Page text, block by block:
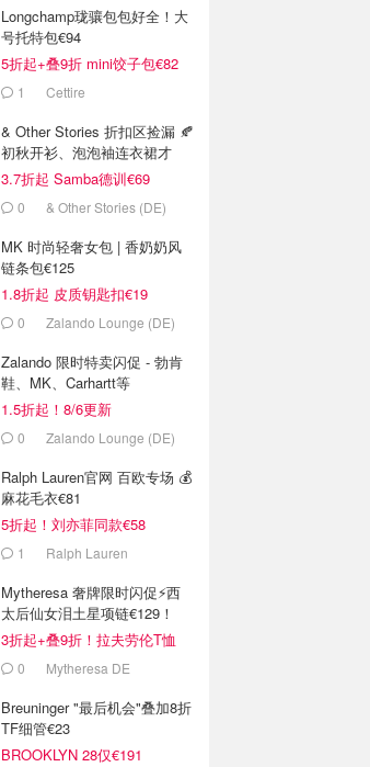
Longchamp珑骧包包好全！大
号托特包€94
5折起+叠9折 mini饺子包€82
1 Cettire
& Other Stories 折扣区捡漏 🍂
初秋开衫、泡泡袖连衣裙才
€29
3.7折起 Samba德训€69
0 & Other Stories (DE)
MK 时尚轻奢女包 | 香奶奶风
链条包€125
1.8折起 皮质钥匙扣€19
0 Zalando Lounge (DE)
Zalando 限时特卖闪促 - 勃肯
鞋、MK、Carhartt等
1.5折起！8/6更新
0 Zalando Lounge (DE)
Ralph Lauren官网 百欧专场 💰
麻花毛衣€81
5折起！刘亦菲同款€58
1 Ralph Lauren
Mytheresa 奢牌限时闪促⚡️西
太后仙女泪土星项链€129！
3折起+叠9折！拉夫劳伦T恤
€64！
0 Mytheresa DE
Breuninger "最后机会"叠加8折
TF细管€23
BROOKLYN 28仅€191